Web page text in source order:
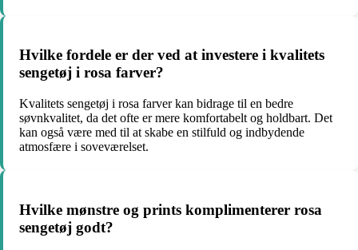
Hvilke fordele er der ved at investere i kvalitets
sengetøj i rosa farver?
Kvalitets sengetøj i rosa farver kan bidrage til en bedre
søvnkvalitet, da det ofte er mere komfortabelt og holdbart. Det
kan også være med til at skabe en stilfuld og indbydende
atmosfære i soveværelset.
Hvilke mønstre og prints komplimenterer rosa
sengetøj godt?